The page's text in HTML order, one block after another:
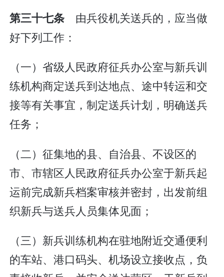
第三十七条 由兵役机关送兵的，应当做
好下列工作：
（一）省级人民政府征兵办公室与新兵训
练机构商定送兵到达地点、途中转运和交
接等有关事宜，制定送兵计划，明确送兵
任务；
（二）征集地的县、自治县、不设区的
市、市辖区人民政府征兵办公室于新兵起
运前完成新兵档案审核并密封，出发前组
织新兵与送兵人员集体见面；
（三）新兵训练机构在驻地附近交通便利
的车站、港口码头、机场设立接收点，负